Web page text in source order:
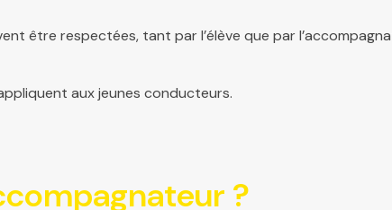
être respectées, tant par l’élève que par
aux jeunes conducteurs.
?